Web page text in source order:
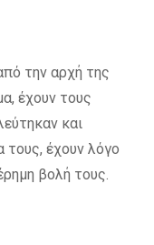
την αρχή της
έχουν τους
και
τους, έχουν λόγο
βολή τους.